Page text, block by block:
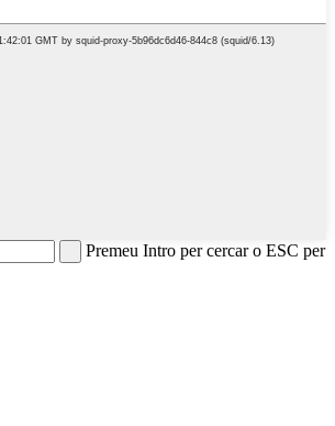
Premeu Intro per cercar o ESC per